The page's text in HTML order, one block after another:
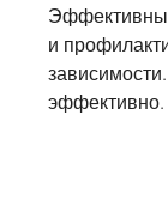
и
эффективно.